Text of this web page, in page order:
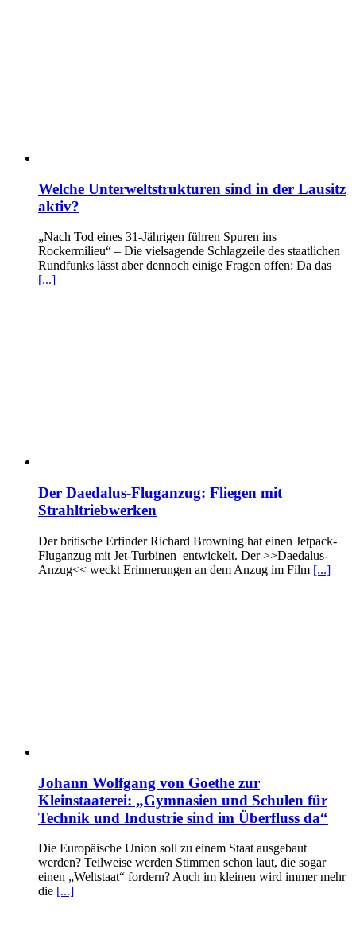
Welche Unterweltstrukturen sind in der Lausitz
aktiv?
„Nach Tod eines 31-Jährigen führen Spuren ins
Rockermilieu“ – Die vielsagende Schlagzeile des staatlichen
Rundfunks lässt aber dennoch einige Fragen offen: Da das
[...]
Der Daedalus-Fluganzug: Fliegen mit
Strahltriebwerken
Der britische Erfinder Richard Browning hat einen Jetpack-
Fluganzug mit Jet-Turbinen entwickelt. Der >>Daedalus-
Anzug<< weckt Erinnerungen an dem Anzug im Film [...]
Johann Wolfgang von Goethe zur
Kleinstaaterei: „Gymnasien und Schulen für
Technik und Industrie sind im Überfluss da“
Die Europäische Union soll zu einem Staat ausgebaut
werden? Teilweise werden Stimmen schon laut, die sogar
einen „Weltstaat“ fordern? Auch im kleinen wird immer mehr
die [...]